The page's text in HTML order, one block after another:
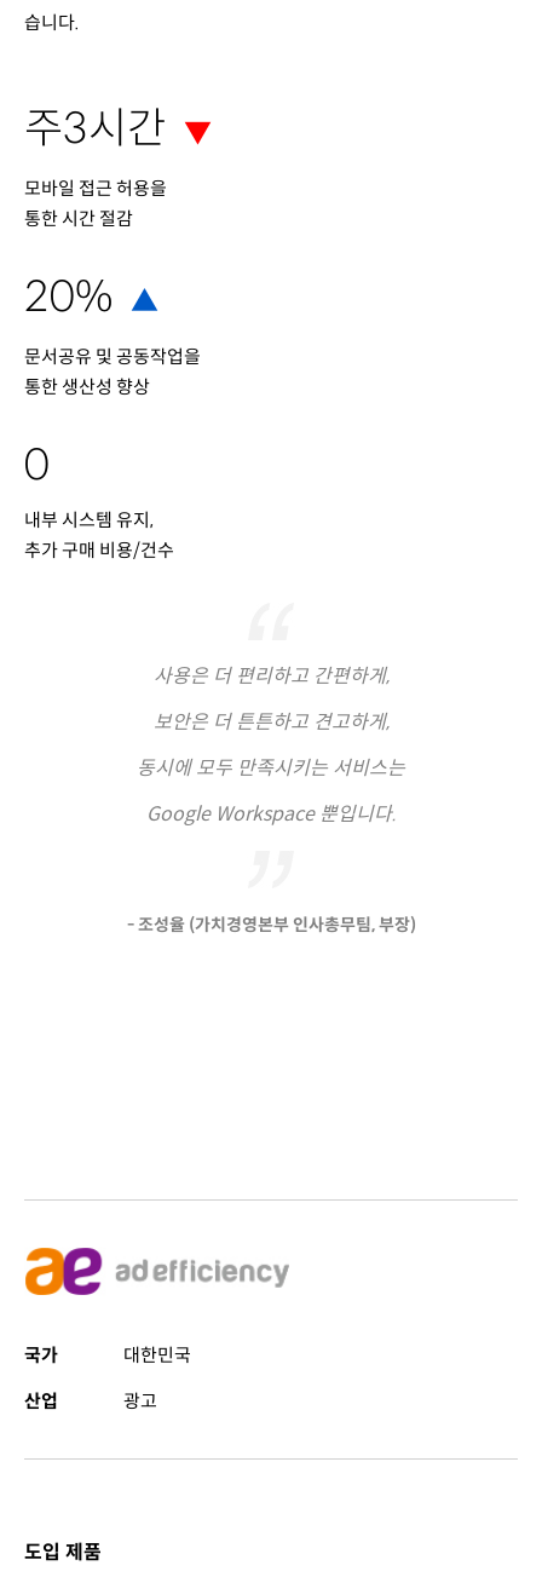
습니다.
주3시간 ▼
모바일 접근 허용을
통한 시간 절감
20% ▲
문서공유 및 공동작업을
통한 생산성 향상
0
내부 시스템 유지,
추가 구매 비용/건수
사용은 더 편리하고 간편하게,
보안은 더 튼튼하고 견고하게,
동시에 모두 만족시키는 서비스는
Google Workspace 뿐입니다.
- 조성율 (가치경영본부 인사총무팀, 부장)
국가
대한민국
산업
광고
도입 제품